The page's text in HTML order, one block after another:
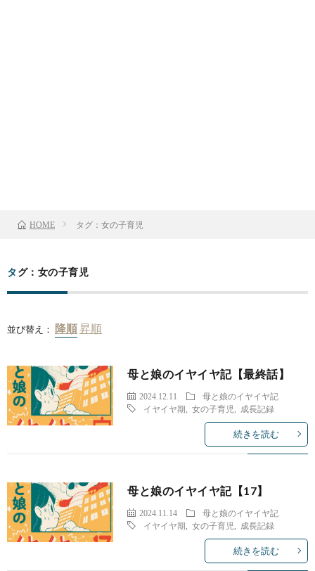
HOME タグ：女の子育児
タグ：女の子育児
並び替え：
母と娘のイヤイヤ記【最終話】
2024.12.11
母と娘のイヤイヤ記
イヤイヤ期
,女の子育児 成長記録
続きを読む
母と娘のイヤイヤ記【17】
2024.11.14
母と娘のイヤイヤ記
イヤイヤ期
,女の子育児 成長記録
続きを読む